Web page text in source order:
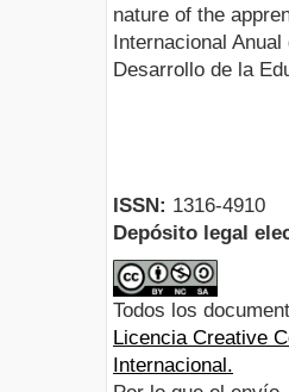
nature of the
Internacional
Desarrollo de la
ISSN: 1316-4910
Depósito legal
Todos los
Licencia Creative
Internacional.